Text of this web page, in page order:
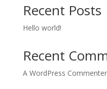
Recent Posts
Hello world!
Recent
A WordPress Commenter